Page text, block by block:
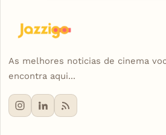
As melhores noticias de cinema
encontra aqui...